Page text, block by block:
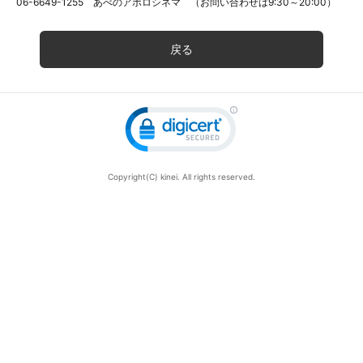
戻る
Copyright(C) kinei. All rights reserved.